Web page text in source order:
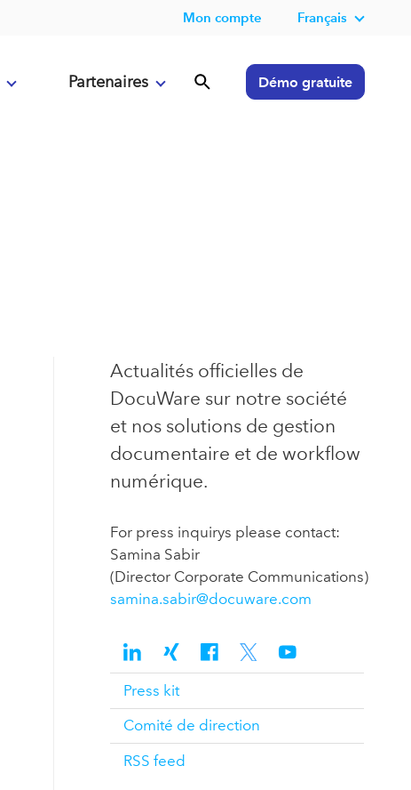
Mon compte Français
Partenaires Démo gratuite
Actualités officielles de
DocuWare sur notre société
et nos solutions de gestion
documentaire et de workflow
numérique.
For press inquirys please contact:
Samina Sabir
(Director Corporate Communications)
samina.sabir@docuware.com
Press kit
Comité de direction
RSS feed